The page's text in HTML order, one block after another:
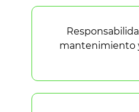
mantenimiento